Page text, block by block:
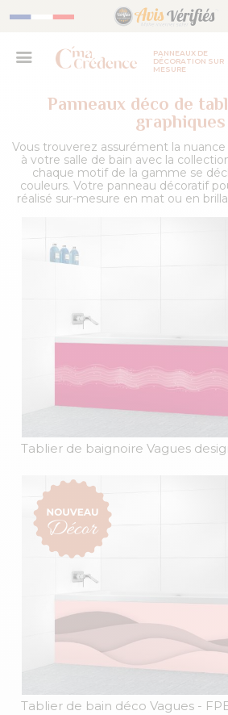
PANNEAUX DE
DÉCORATION SUR
MESURE
Panneaux déco de
graphiques
Vous trouverez assurément la
à votre salle de bain avec la
chaque motif de la gamme se
couleurs. Votre panneau décoratif
réalisé sur-mesure en mat ou en
Tablier de baignoire Vagues
Tablier de bain déco Vagues -